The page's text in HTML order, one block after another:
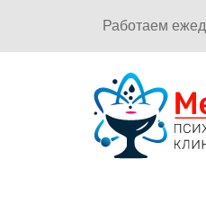
Работаем